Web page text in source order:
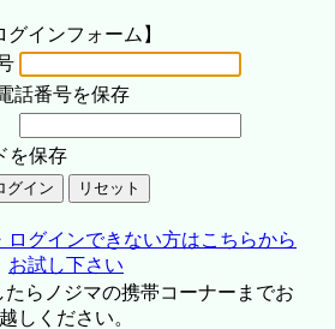
グインフォーム】
話番号を保存
を保存
ログインできない方はこちらから
お試し下さい
らノジマの携帯コーナーまでお
越しください。